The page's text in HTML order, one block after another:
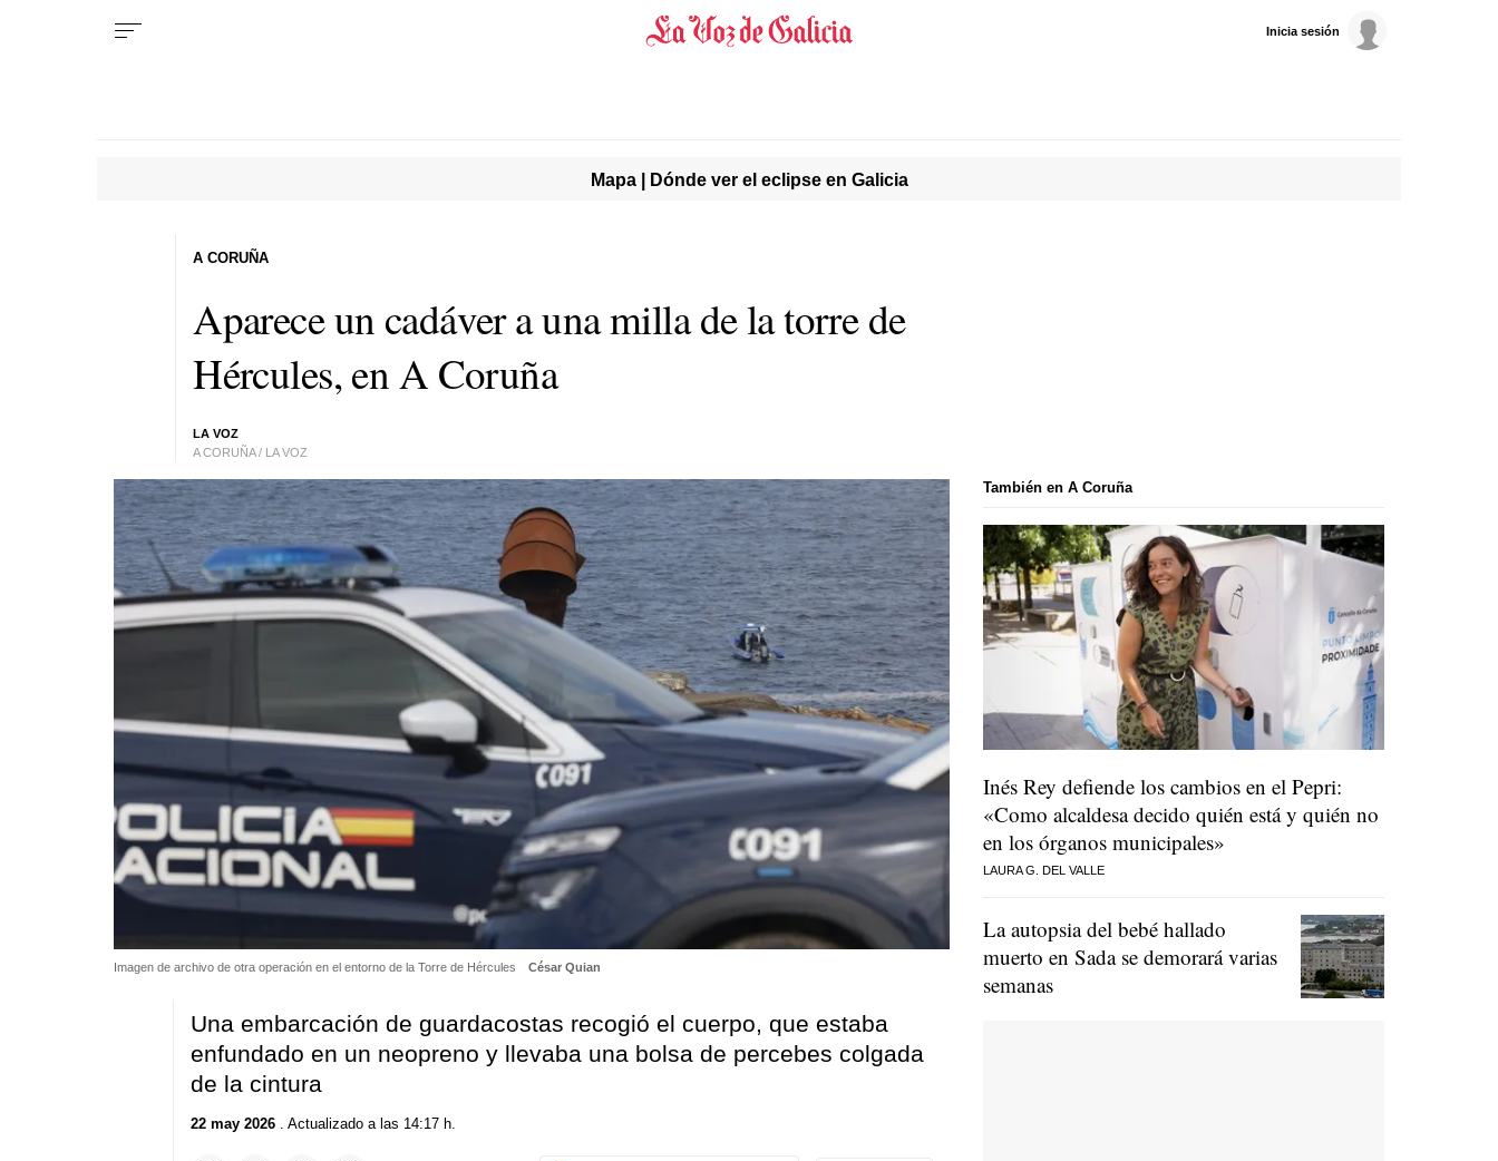
Inicia sesión
Mapa | Dónde ver el eclipse en Galicia
Aparece un cadáver a una milla de la torre de
Hércules, en A Coruña
LA VOZ
A CORUÑA / LA VOZ
A CORUÑA
Imagen de archivo de otra operación en el entorno de la Torre de Hércules César Quian
Una embarcación de guardacostas recogió el cuerpo, que estaba
enfundado en un neopreno y llevaba una bolsa de percebes colgada
de la cintura
22 may 2026. Actualizado a las 14:17 h.
También en A Coruña
Inés Rey defiende los cambios en el Pepri:
«Como alcaldesa decido quién está y quién no
en los órganos municipales»
LAURA G. DEL VALLE
La autopsia del bebé hallado
muerto en Sada se demorará varias
semanas